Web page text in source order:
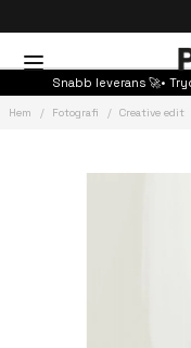
Snabb leverans 🚀•
Hem Fotografi Creative edit